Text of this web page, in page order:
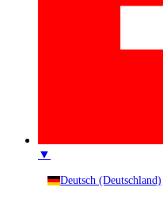
▼
Deutsch (Deutschland)